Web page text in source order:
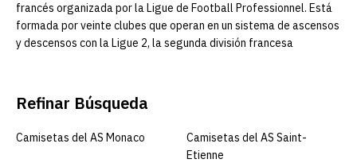
francés organizada por la Ligue de Football Professionnel. Está
formada por veinte clubes que operan en un sistema de ascensos
y descensos con la Ligue 2, la segunda división francesa
Refinar Búsqueda
Camisetas del AS Monaco
Camisetas del AS Saint-
Etienne